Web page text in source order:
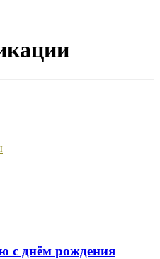
с днём рождения